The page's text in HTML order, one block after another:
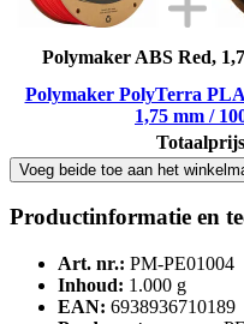
Polymaker ABS Red,
Polymaker PolyTerra
1,75 mm /
Voeg beide toe aan het
Productinformatie en
Art. nr.: PM-PE01004
Inhoud: 1.000 g
EAN: 6938936710189